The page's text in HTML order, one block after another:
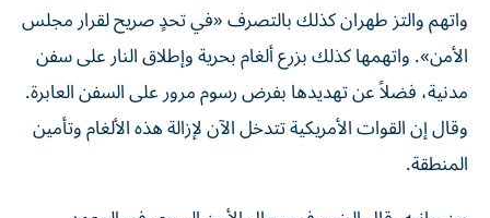
واتهم والتز طهران كذلك بالتصرف «في تحدٍ صريح لقرار مجلس
الأمن». واتهمها كذلك بزرع ألغام بحرية وإطلاق النار على سفن
مدنية، فضلاً عن تهديدها بفرض رسوم مرور على السفن العابرة.
وقال إن القوات الأمريكية تتدخل الآن لإزالة هذه الألغام وتأمين
المنطقة.